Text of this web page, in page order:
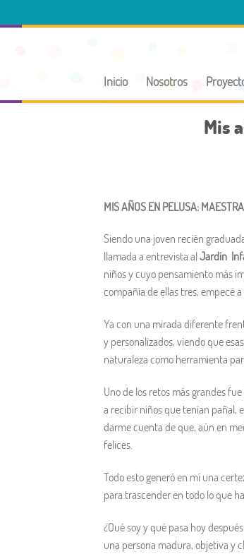
to
Inicio Nosotros
Mis
MIS AÑOS EN PELUSA:
Siendo una joven recién
llamada a entrevista alJardín
niños y cuyo pensamiento más
compañía de ellas tres, empecé
Ya con una mirada diferente
y personalizados, viendo que
naturaleza como herramienta
Uno de los retos más grandes
a recibir niños que tenían pañal,
darme cuenta de que, aún en
felices.
Todo esto generó en mí una
para trascender en todo lo que
¿Qué soy y qué pasa hoy
una persona madura, objetiva y